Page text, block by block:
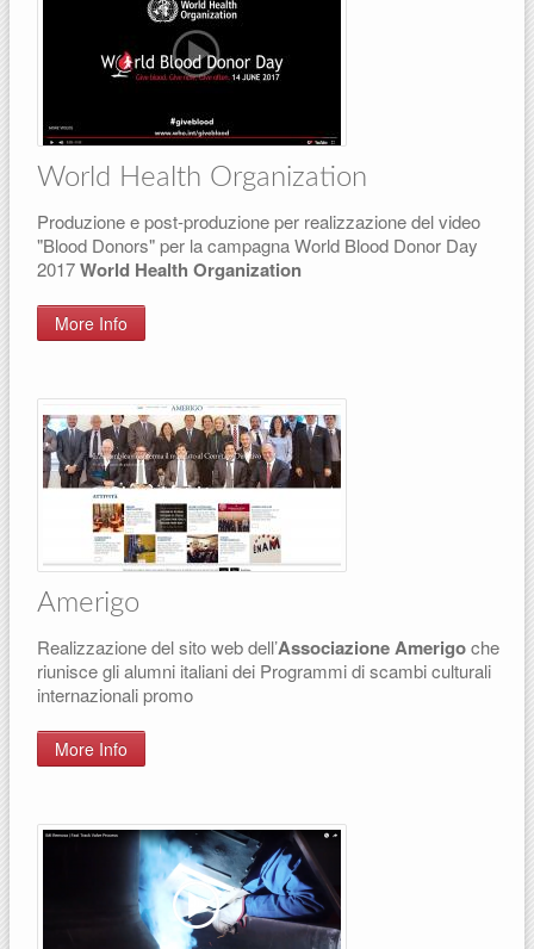
World Health Organization
Produzione e post-produzione per realizzazione del video
"Blood Donors" per la campagna World Blood Donor Day
2017World Health Organization
More Info
Amerigo
Realizzazione del sito web dell’Associazione Amerigoche
riunisce gli alumni italiani dei Programmi di scambi culturali
internazionali promo
More Info